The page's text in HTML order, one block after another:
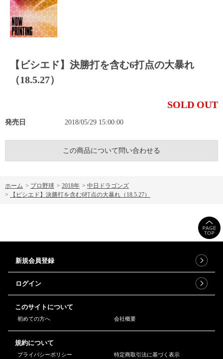
【ビシエド】決勝打を含む6打点の大暴れ
（18.5.27）
SOLD OUT
発売日 2018/05/29 15:00:00
この商品について問い合わせる
ホーム > プロ野球 > 2018年 > 中日ドラゴンズ
>
【ビシエド】決勝打を含む6打点の大暴れ（18.5.27）
新規会員登録
ログイン
このサイトについて
初めての方へ 会社概要
規約について
プライバシーポリシー 特定商取引法に基づく表示